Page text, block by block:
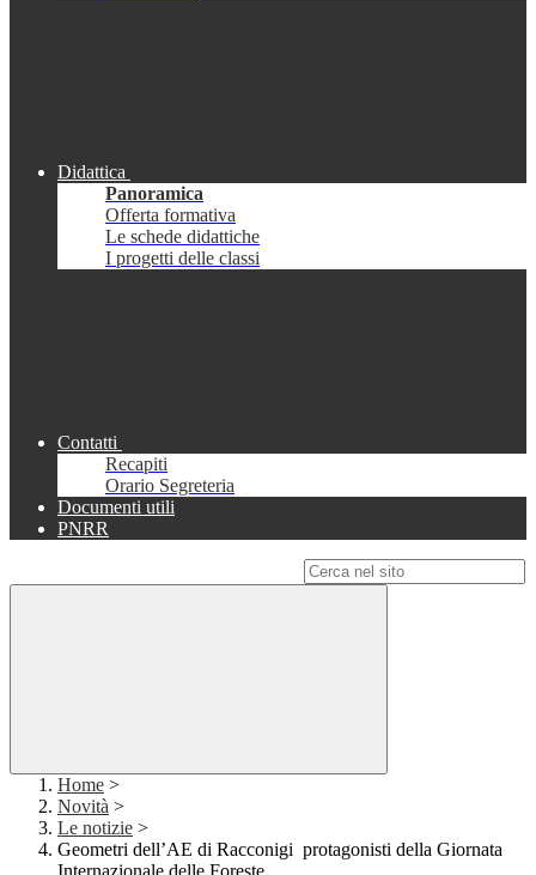
Didattica
Panoramica
Offerta formativa
Le schede didattiche
I progetti delle classi
Contatti
Recapiti
Orario Segreteria
Documenti utili
PNRR
Home >
Novità >
Le notizie >
Geometri dell’AE di Racconigi protagonisti della Giornata